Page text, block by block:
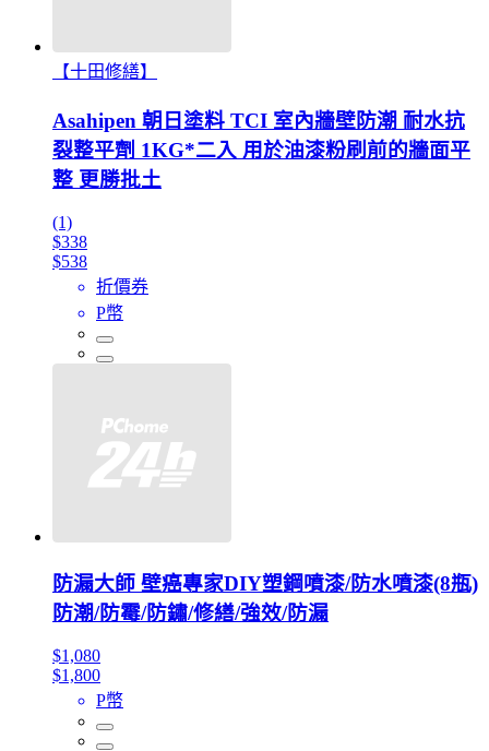
【十田修繕】
Asahipen 朝日塗料 TCI 室內牆壁防潮 耐水抗
裂整平劑 1KG*二入 用於油漆粉刷前的牆面平
整 更勝批土
(1)
$338
$538
折價券
P幣
防漏大師 壁癌專家DIY塑鋼噴漆/防水噴漆(8瓶)
防潮/防霉/防鏽/修繕/強效/防漏
$1,080
$1,800
P幣